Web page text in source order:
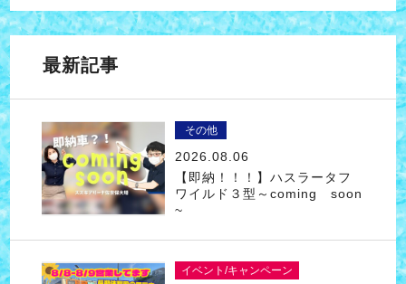
最新記事
その他
2026.08.06
【即納！！！】ハスラータフ
ワイルド３型～coming soon
~
イベント/キャンペーン